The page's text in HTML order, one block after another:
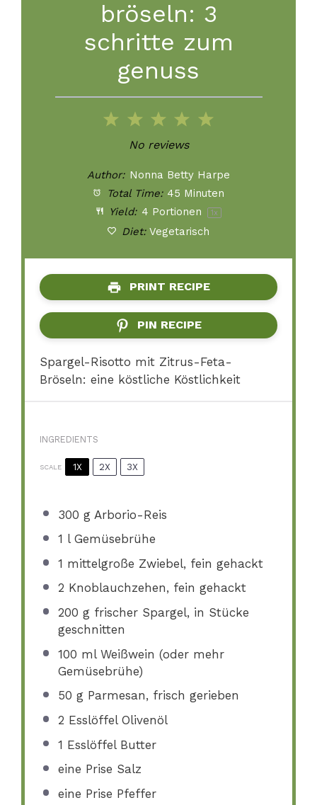
bröseln: 3
schritte zum
genuss
5
4
Stars
3
Stars
2
Stars
Star
No reviews
Author: Nonna Betty Harpe
Total Time: 45 Minuten
Yield: 4 Portionen 1x
Diet: Vegetarisch
PRINT RECIPE
PIN RECIPE
Spargel-Risotto mit Zitrus-Feta-
Bröseln: eine köstliche Köstlichkeit
INGREDIENTS
SCALE 1X 2X 3X
300 gArborio-Reis
1 l Gemüsebrühe
1 mittelgroße Zwiebel, fein gehackt
2 Knoblauchzehen, fein gehackt
200 gfrischer Spargel, in Stücke
geschnitten
100 ml Weißwein (oder mehr
Gemüsebrühe)
50 gParmesan, frisch gerieben
2 Esslöffel Olivenöl
1 Esslöffel Butter
eine Prise Salz
eine Prise Pfeffer